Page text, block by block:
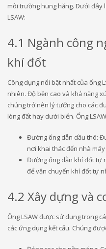
môi trường hung hăng. Dưới
LSAW:
4.1 Ngành công
khí đốt
Công dụng nổi bật nhất của ống
nhiên. Độ bền cao và khả năng
chúng trở nên lý tưởng cho các
lòng đất hay dưới biển. Ống
Đường ống dẫn dầu thô:
nơi khai thác đến nhà máy
Đường ống dẫn khí đốt tự
để vận chuyển khí đốt tự
4.2 Xây dựng và
Ống LSAW được sử dụng trong
các ứng dụng kết cấu. Chúng